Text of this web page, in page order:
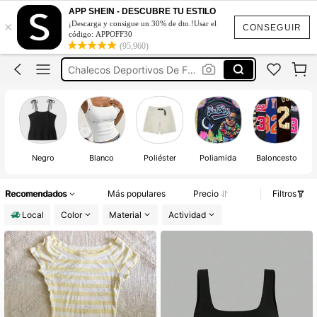
CONSEGUIR
×
APP SHEIN - DESCUBRE TU ESTILO
¡Descarga y consigue un 30% de dto.!Usar el
código: APPOFF30
(95,960)
Top Blanco
Tops
Basic Tank Tops Women
Top Blanco
Tops
Negro Blanco Poliéster Poliamida Baloncesto
Recomendados Más populares Precio
Filtros
Local
Color Material Actividad